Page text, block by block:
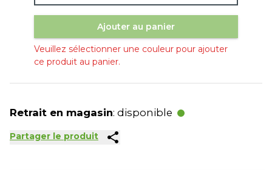
Ajouter au panier
Veuillez sélectionner une couleur pour ajouter
ce produit au panier.
Retrait en magasin: disponible
Partager le produit share